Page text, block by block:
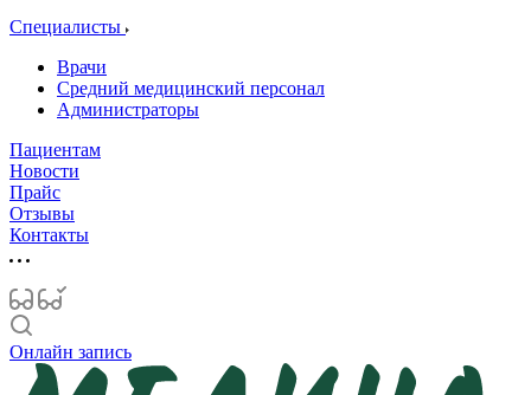
Специалисты
Врачи
Средний медицинский персонал
Администраторы
Пациентам
Новости
Прайс
Отзывы
Контакты
Онлайн запись